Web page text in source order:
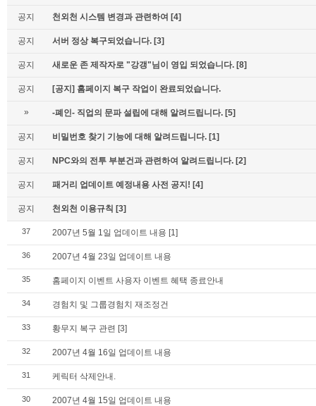
공지 천외천 시스템 변경과 관련하여 [4]
공지 서버 정상 복구되었습니다. [3]
공지 새로운 존 제작자로 "강갱"님이 영입 되었습니다. [8]
공지 [공지] 홈페이지 복구 작업이 완료되었습니다.
» -폐인- 직업의 문파 설립에 대해 알려드립니다. [5]
공지 비밀번호 찾기 기능에 대해 알려드립니다. [1]
공지 NPC와의 전투 부분건과 관련하여 알려드립니다. [2]
공지 패거리 업데이트 예정내용 사전 공지! [4]
공지 천외천 이용규칙 [3]
37 2007년 5월 1일 업데이트 내용 [1]
36 2007년 4월 23일 업데이트 내용
35 홈페이지 이벤트 사용자 이벤트 혜택 종료안내
34 경험치 및 그룹경험치 재조정건
33 황무지 복구 관련 [3]
32 2007년 4월 16일 업데이트 내용
31 케릭터 삭제안내.
30 2007년 4월 15일 업데이트 내용